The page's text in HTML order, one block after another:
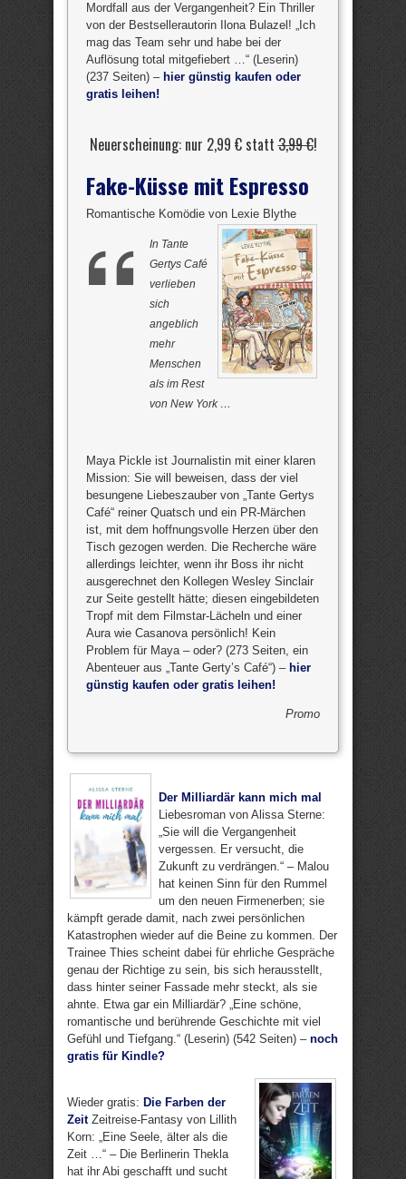
Mordfall aus der Vergangenheit? Ein Thriller
von der Bestsellerautorin Ilona Bulazel! „Ich
mag das Team sehr und habe bei der
Auflösung total mitgefiebert …“ (Leserin)
(237 Seiten) – hier günstig kaufen oder
gratis leihen!
Neuerscheinung: nur 2,99 € statt3,99 €!
Fake-Küsse mit Espresso
Romantische Komödie von Lexie Blythe
In Tante
Gertys Café
verlieben
sich
angeblich
mehr
Menschen
als im Rest
von New York …
Maya Pickle ist Journalistin mit einer klaren
Mission: Sie will beweisen, dass der viel
besungene Liebeszauber von „Tante Gertys
Café“ reiner Quatsch und ein PR-Märchen
ist, mit dem hoffnungsvolle Herzen über den
Tisch gezogen werden. Die Recherche wäre
allerdings leichter, wenn ihr Boss ihr nicht
ausgerechnet den Kollegen Wesley Sinclair
zur Seite gestellt hätte; diesen eingebildeten
Tropf mit dem Filmstar-Lächeln und einer
Aura wie Casanova persönlich! Kein
Problem für Maya – oder? (273 Seiten, ein
Abenteuer aus „Tante Gerty’s Café“) – hier
günstig kaufen oder gratis leihen!
Promo
Der Milliardär kann mich mal
Liebesroman von Alissa Sterne:
„Sie will die Vergangenheit
vergessen. Er versucht, die
Zukunft zu verdrängen.“ – Malou
hat keinen Sinn für den Rummel
um den neuen Firmenerben; sie
kämpft gerade damit, nach zwei persönlichen
Katastrophen wieder auf die Beine zu kommen. Der
Trainee Thies scheint dabei für ehrliche Gespräche
genau der Richtige zu sein, bis sich herausstellt,
dass hinter seiner Fassade mehr steckt, als sie
ahnte. Etwa gar ein Milliardär? „Eine schöne,
romantische und berührende Geschichte mit viel
Gefühl und Tiefgang.“ (Leserin) (542 Seiten) – noch
gratis für Kindle?
Wieder gratis: Die Farben der
ZeitZeitreise-Fantasy von Lillith
Korn: „Eine Seele, älter als die
Zeit …“ – Die Berlinerin Thekla
hat ihr Abi geschafft und sucht